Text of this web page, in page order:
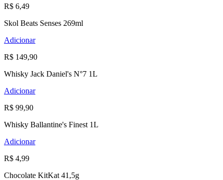
R$ 6,49
Skol Beats Senses 269ml
Adicionar
R$ 149,90
Whisky Jack Daniel's N°7 1L
Adicionar
R$ 99,90
Whisky Ballantine's Finest 1L
Adicionar
R$ 4,99
Chocolate KitKat 41,5g